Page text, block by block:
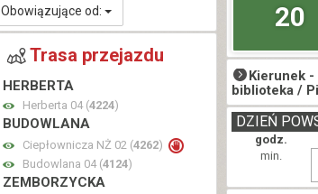
20
Kierunek -
biblioteka /
godz.
DZIEŃ
min.
Obowiązujące od:
Trasa przejazdu
HERBERTA
Herberta 04 (4224)
BUDOWLANA
Ciepłownicza NŻ 02 (4262)
Budowlana 04 (4124)
ZEMBORZYCKA